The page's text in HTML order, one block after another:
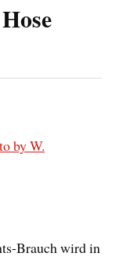
Brauch wird in